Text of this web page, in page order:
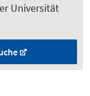
Universität